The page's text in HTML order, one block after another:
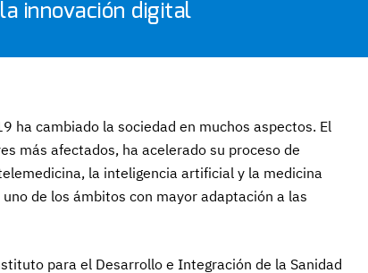
innovación digital
ha cambiado la sociedad en muchos aspectos. El
más afectados, ha acelerado su proceso de
la inteligencia artificial y la medicina
de los ámbitos con mayor adaptación a las
para el Desarrollo e Integración de la Sanidad